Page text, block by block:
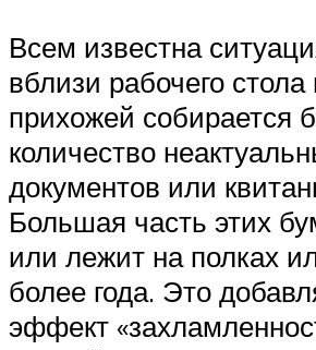
Всем известна
вблизи рабочего
прихожей собирается
количество
документов или
Большая часть этих
или лежит на полках
более года. Это
эффект